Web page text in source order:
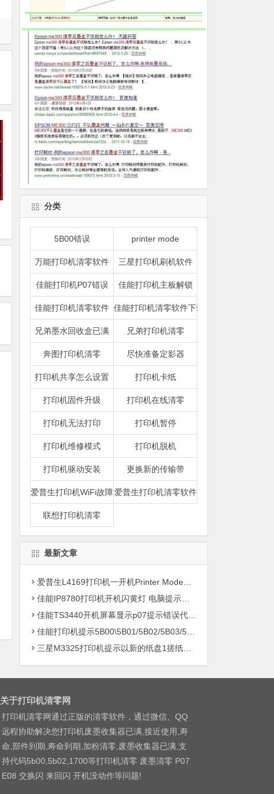
分类
5B00错误 printer mode
万能打印机清零软件 三星打印机刷机软件
佳能打印机P07错误 佳能打印机主板解锁
佳能打印机清零软件 佳能打印机清零软件下载
兄弟墨水回收盒已满 兄弟打印机清零
奔图打印机清零 尽快准备定影器
打印机共享怎么设置 打印机卡纸
打印机固件升级 打印机在线清零
打印机无法打印 打印机暂停
打印机维修模式 打印机脱机
打印机驱动安装 更换新的传输带
爱普生打印机WiFi故障爱普生打印机清零软件
联想打印机清零
最新文章
爱普生L4169打印机一开机Printer Mode故障主板维修
佳能IP8780打印机开机闪黄灯 电脑提示错误5B00快速解决方案清零
佳能TS3440开机屏幕显示p07提示错误代码5B00快速解决方案 清零
佳能打印机提示5B00\5B01/5B02/5B03/5B04/5B11/5B12/5B13/5B14/1700/1702/1703/1704
三星M3325打印机提示以新的纸盘1搓纸轮进行更换
关于打印机清零网
打印机清零网通过正版的清零软件，通过微信、QQ
远程协助解决您打印机废墨收集器已满,接近使用,寿
命,部件到期,寿命到期,加粉清零,废墨收集器已满,支
持代码5b00,5b02,1700等打印机清零 废墨清零 P07
E08 交换闪 来回闪 开机没动作等问题!